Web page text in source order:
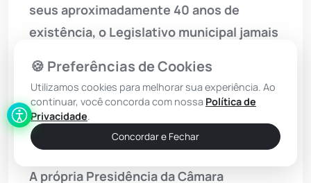
seus aproximadamente 40 anos de
existência, o Legislativo municipal jamais
criação. Atualmente, a Casa funciona de
forma integral com 14 ocupantes de
cargos comissionados e 12 prestadores
de serviço temporário.
A própria Presidência da Câmara
🍪 Preferências de Cookies
Utilizamos cookies para melhorar sua experiência. Ao
continuar, você concorda com nossa Política de
Privacidade.
Concordar e Fechar